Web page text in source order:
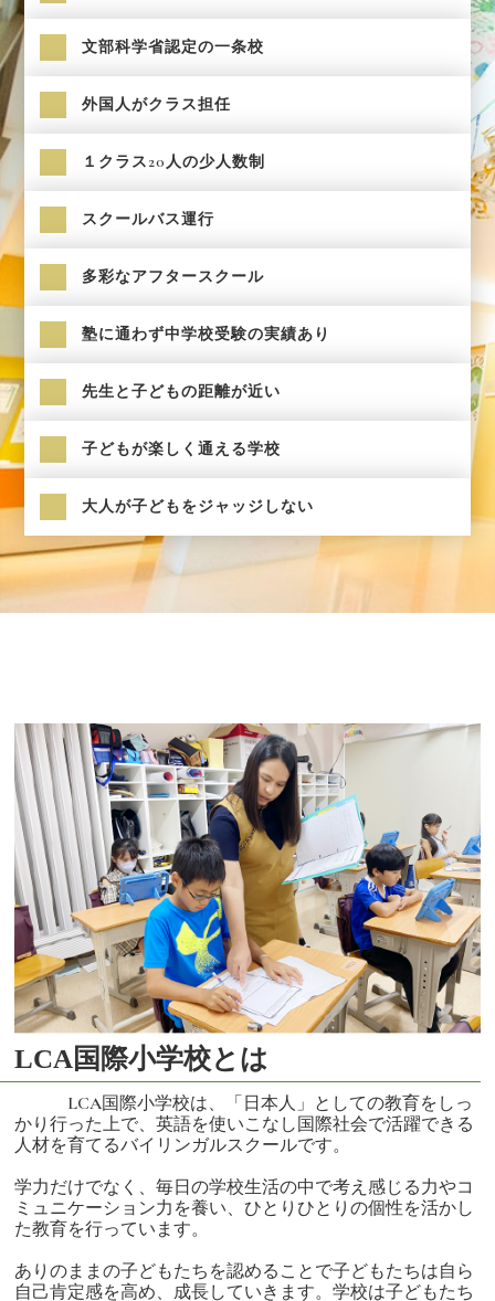
文部科学省認定の一条校
外国人がクラス担任
１クラス20人の少人数制
スクールバス運行
多彩なアフタースクール
塾に通わず中学校受験の実績あり
先生と子どもの距離が近い
子どもが楽しく通える学校
大人が子どもをジャッジしない
LCA国際小学校とは
LCA国際小学校は、「日本人」としての教育をしっ
かり行った上で、英語を使いこなし国際社会で活躍できる
人材を育てるバイリンガルスクールです。
学力だけでなく、毎日の学校生活の中で考え感じる力やコ
ミュニケーション力を養い、ひとりひとりの個性を活かし
た教育を行っています。
ありのままの子どもたちを認めることで子どもたちは自ら
自己肯定感を高め、成長していきます。学校は子どもたち